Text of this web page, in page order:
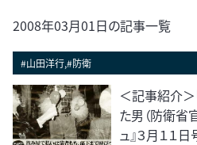
2008年03月01日の記事一覧
#山田洋行,#防衛
＜記事紹介
た男（防衛省
ュ』３月１１日